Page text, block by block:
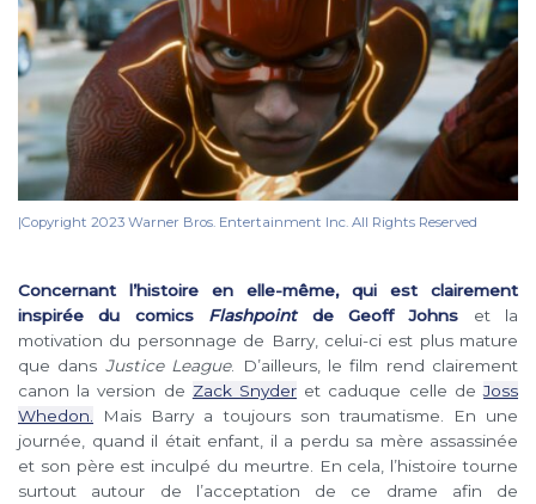
|Copyright 2023 Warner Bros. Entertainment Inc. All Rights Reserved
Concernant l’histoire en elle-même, qui est clairement
inspirée du comics Flashpointde Geoff Johns et la
motivation du personnage de Barry, celui-ci est plus mature
que dans Justice League. D’ailleurs, le film rend clairement
canon la version de Zack Snyder et caduque celle deJoss
Whedon.
Mais Barry a toujours son traumatisme. En une
journée, quand il était enfant, il a perdu sa mère assassinée
et son père est inculpé du meurtre. En cela, l’histoire tourne
surtout autour de l’acceptation de ce drame afin de